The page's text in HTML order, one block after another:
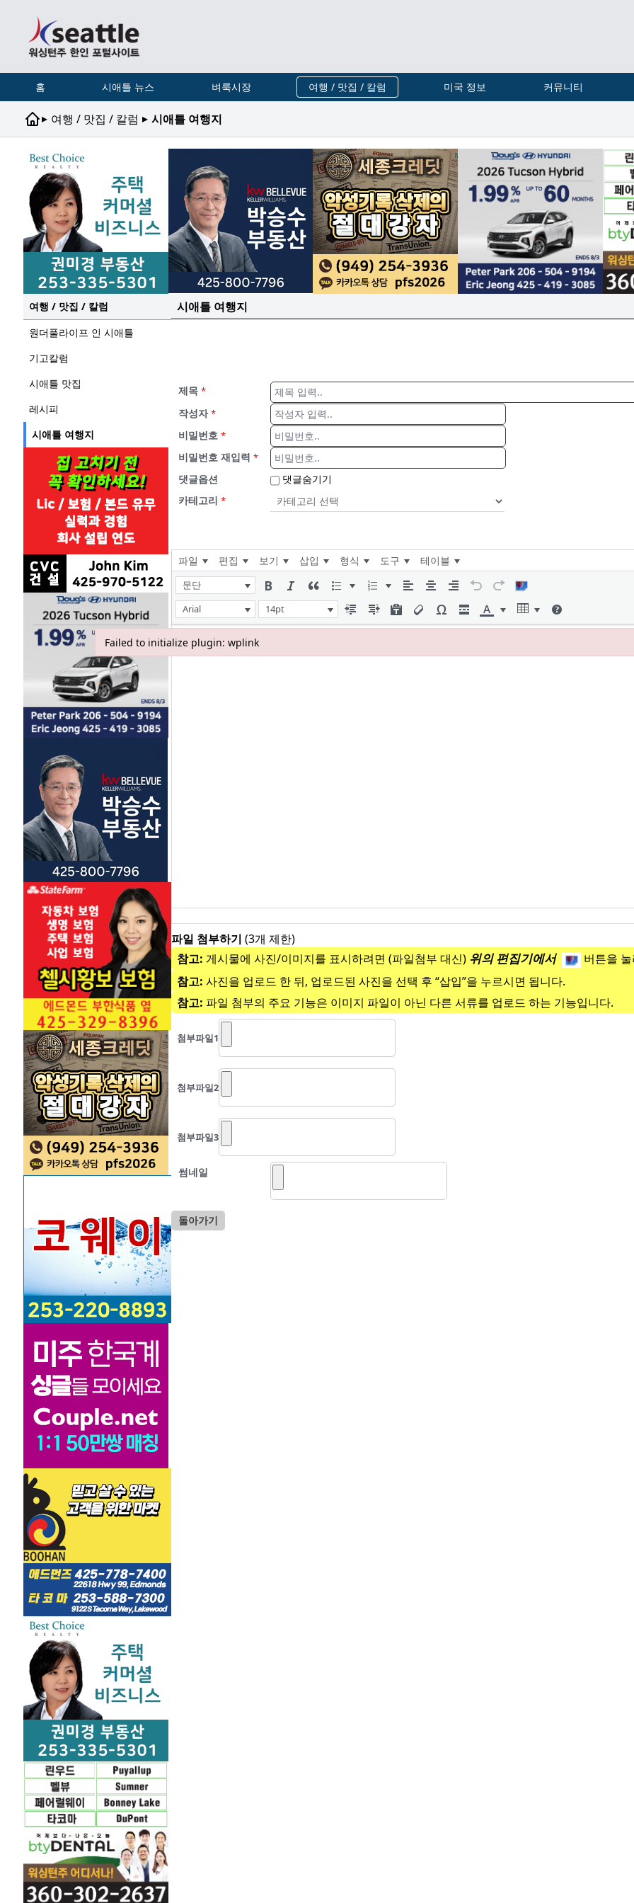
홈 시애틀 뉴스 벼룩시장 여행 / 맛집 / 칼럼 미국 정보 커뮤니티
▸ 여행 / 맛집 / 칼럼 ▸ 시애틀 여행지
여행 / 맛집 / 칼럼
원더풀라이프 인 시애틀
기고칼럼
시애틀 맛집
레시피
시애틀 여행지
시애틀 여행지
제목 *
작성자 *
비밀번호 *
비밀번호 재입력 *
댓글옵션
댓글숨기기
카테고리 *
파일 편집 보기 삽입 형식 도구 테이블
문단
Arial
14pt
파일 첨부하기 (3개 제한)
참고: 게시물에 사진/이미지를 표시하려면 (파일첨부 대신) 위의 편집기에서
버튼을
참고: 사진을 업로드 한 뒤, 업로드된 사진을 선택 후 “삽입”을 누르시면 됩니다.
참고: 파일 첨부의 주요 기능은 이미지 파일이 아닌 다른 서류를 업로드 하는 기능입니다.
첨부파일1
첨부파일2
첨부파일3
썸네일
돌아가기
Failed to initialize plugin: wplink
Failed to initialize plugin: wplink